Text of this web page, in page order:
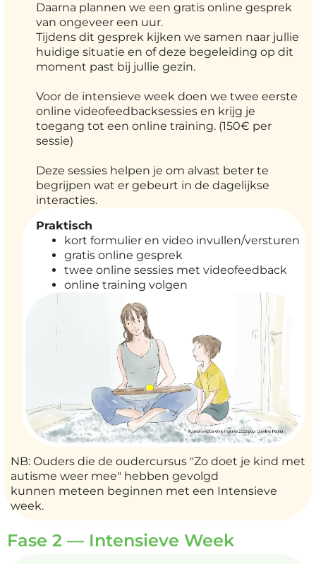
Daarna plannen we een gratis online gesprek
van ongeveer een uur.
Tijdens dit gesprek kijken we samen naar jullie
huidige situatie en of deze begeleiding op dit
moment past bij jullie gezin.
Voor de intensieve week doen we twee eerste
online videofeedbacksessies en krijg je
toegang tot een online training. (150€ per
sessie)
Deze sessies helpen je om alvast beter te
begrijpen wat er gebeurt in de dagelijkse
interacties.
Praktisch
kort formulier en video invullen/versturen
gratis online gesprek
twee online sessies met videofeedback
online training volgen
NB: Ouders die de oudercursus "Zo doet je kind met
autisme weer mee" hebben gevolgd
kunnen meteen beginnen met een Intensieve
week.
Fase 2 — Intensieve Week